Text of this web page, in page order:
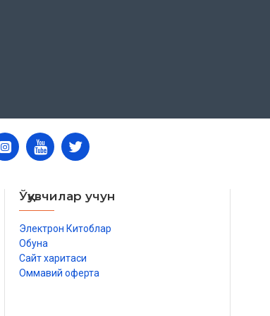
Ўқувчилар учун
Электрон Китоблар
Обуна
Сайт харитаси
Оммавий оферта